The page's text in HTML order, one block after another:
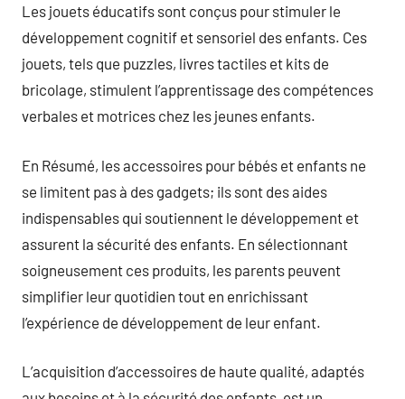
Les jouets éducatifs sont conçus pour stimuler le
développement cognitif et sensoriel des enfants. Ces
jouets, tels que puzzles, livres tactiles et kits de
bricolage, stimulent l’apprentissage des compétences
verbales et motrices chez les jeunes enfants.
En Résumé, les accessoires pour bébés et enfants ne
se limitent pas à des gadgets; ils sont des aides
indispensables qui soutiennent le développement et
assurent la sécurité des enfants. En sélectionnant
soigneusement ces produits, les parents peuvent
simplifier leur quotidien tout en enrichissant
l’expérience de développement de leur enfant.
L’acquisition d’accessoires de haute qualité, adaptés